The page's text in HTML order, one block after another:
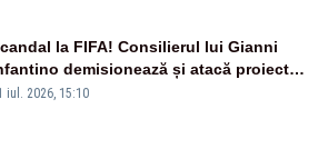
la FIFA! Consilierul lui Gianni
demisionează și atacă proiectul
investitorii străini
iul. 2026, 15:10